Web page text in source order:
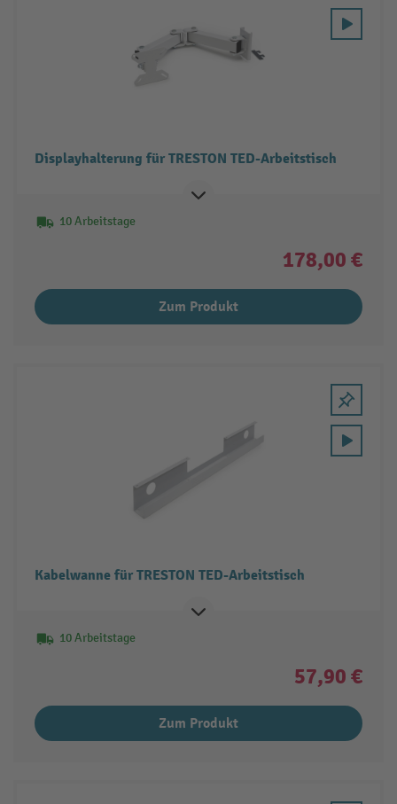
Displayhalterung für TRESTON TED-Arbeitstisch
10 Arbeitstage
178,00 €
Zum Produkt
Kabelwanne für TRESTON TED-Arbeitstisch
10 Arbeitstage
57,90 €
Zum Produkt